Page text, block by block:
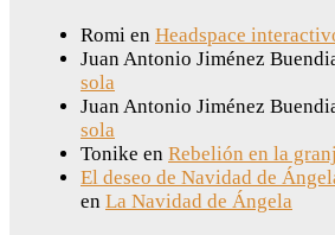
Romi en Headspace
Juan Antonio Jiménez
sola
Juan Antonio Jiménez
sola
Tonike en Rebelión en la
El deseo de Navidad de
en La Navidad de Ángela